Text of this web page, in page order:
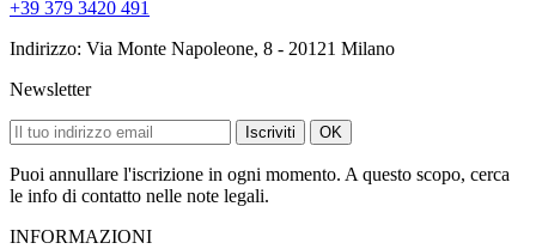
+39 379 3420 491
Indirizzo: Via Monte Napoleone, 8 - 20121 Milano
Newsletter
Iscriviti OK
Puoi annullare l'iscrizione in ogni momento. A questo scopo, cerca
le info di contatto nelle note legali.
INFORMAZIONI